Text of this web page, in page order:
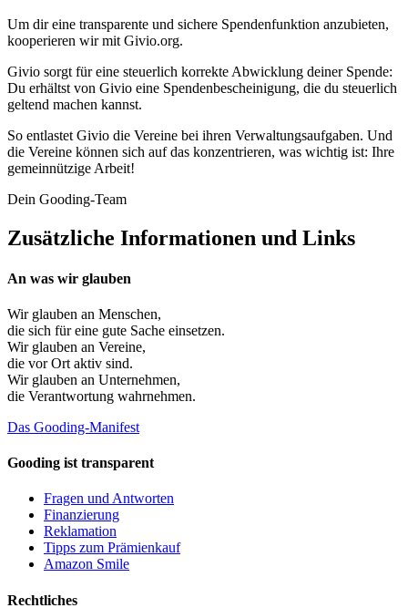
Um dir eine transparente und sichere Spendenfunktion anzubieten,
kooperieren wir mit Givio.org.
Givio sorgt für eine steuerlich korrekte Abwicklung deiner Spende:
Du erhältst von Givio eine Spendenbescheinigung, die du steuerlich
geltend machen kannst.
So entlastet Givio die Vereine bei ihren Verwaltungsaufgaben. Und
die Vereine können sich auf das konzentrieren, was wichtig ist: Ihre
gemeinnützige Arbeit!
Dein Gooding-Team
Zusätzliche Informationen und Links
An was wir glauben
Wir glauben an Menschen,
die sich für eine gute Sache einsetzen.
Wir glauben an Vereine,
die vor Ort aktiv sind.
Wir glauben an Unternehmen,
die Verantwortung wahrnehmen.
Das Gooding-Manifest
Gooding ist transparent
Fragen und Antworten
Finanzierung
Reklamation
Tipps zum Prämienkauf
Amazon Smile
Rechtliches